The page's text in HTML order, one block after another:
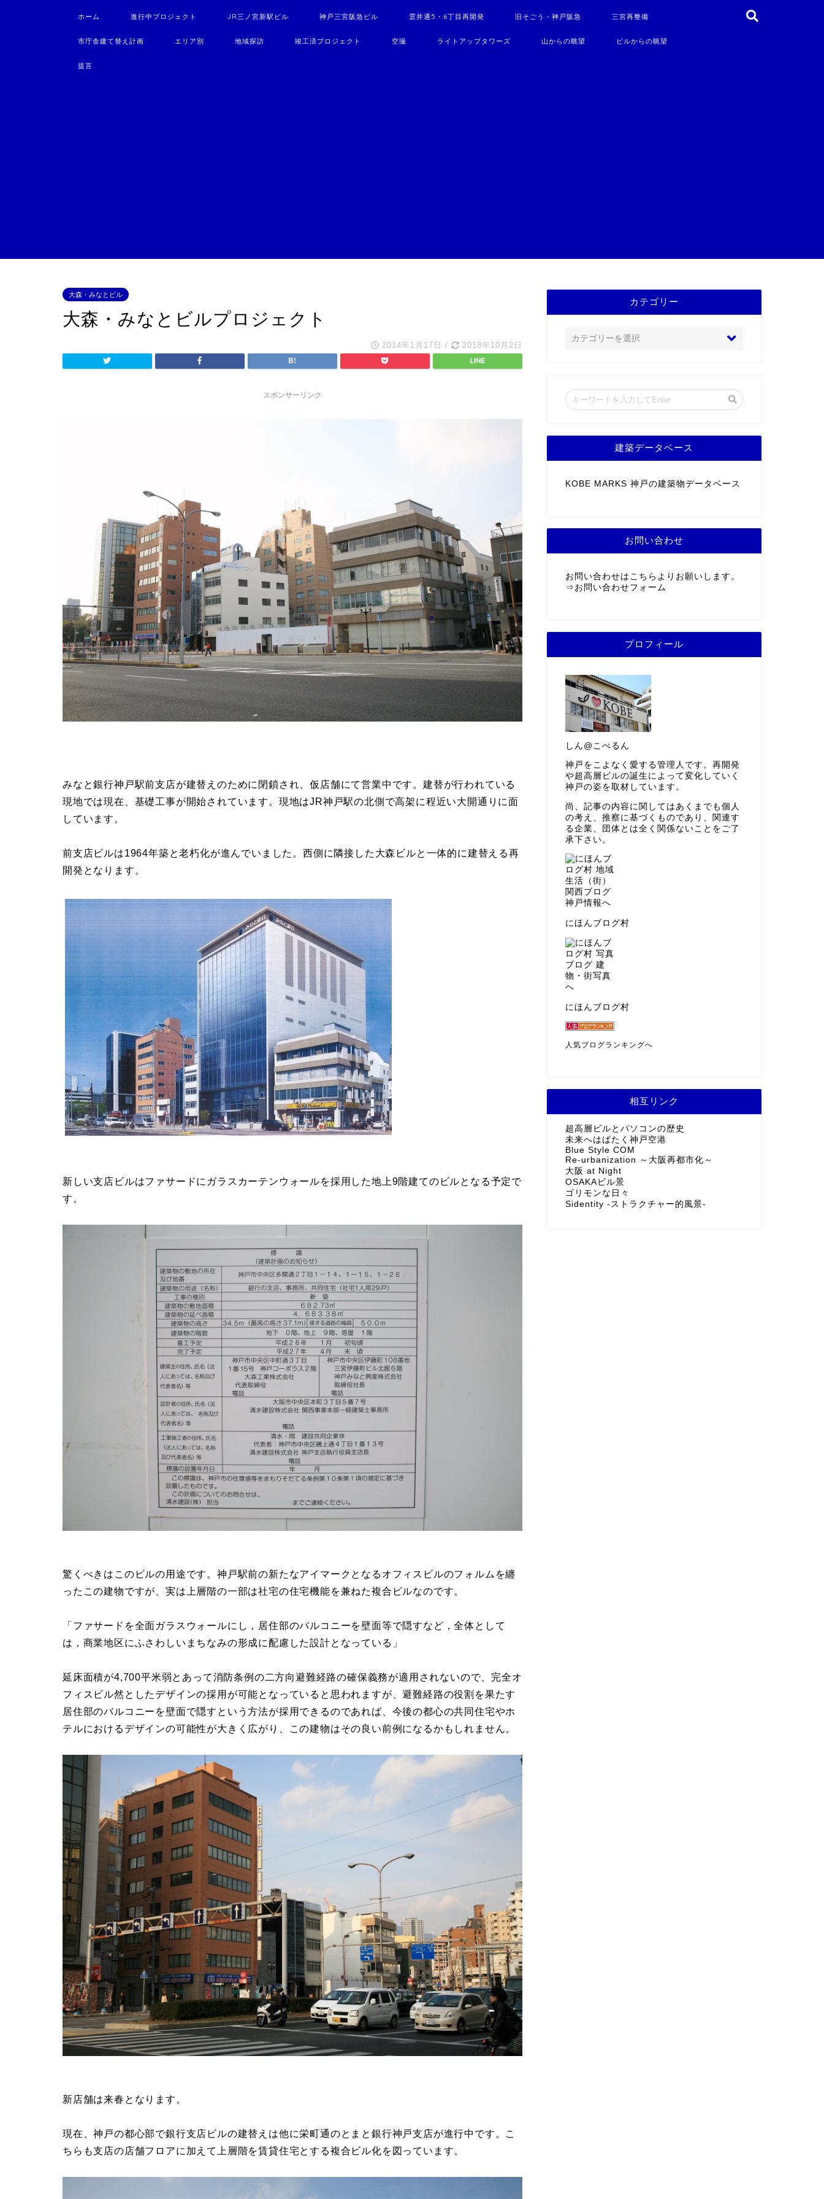
ホーム 進行中プロジェクト JR三ノ宮新駅ビル 神戸三宮阪急ビル 雲井通5・6丁目再開発 旧そごう・神戸阪急 三宮再整備
市庁舎建て替え計画 エリア別 地域探訪 竣工済プロジェクト 空撮 ライトアップタワーズ 山からの眺望 ビルからの眺望
提言
大森・みなとビル
大森・みなとビルプロジェクト
2014年1月17日 / 2018年10月2日
スポンサーリンク
みなと銀行神戸駅前支店が建替えのために閉鎖され、仮店舗にて営業中です。建替が行われている
現地では現在、基礎工事が開始されています。現地はJR神戸駅の北側で高架に程近い大開通りに面
しています。
前支店ビルは1964年築と老朽化が進んでいました。西側に隣接した大森ビルと一体的に建替える再
開発となります。
新しい支店ビルはファサードにガラスカーテンウォールを採用した地上9階建てのビルとなる予定で
す。
驚くべきはこのビルの用途です。神戸駅前の新たなアイマークとなるオフィスビルのフォルムを纏
ったこの建物ですが、実は上層階の一部は社宅の住宅機能を兼ねた複合ビルなのです。
「ファサードを全面ガラスウォールにし，居住部のバルコニーを壁面等で隠すなど，全体として
は，商業地区にふさわしいまちなみの形成に配慮した設計となっている」
延床面積が4,700平米弱とあって消防条例の二方向避難経路の確保義務が適用されないので、完全オ
フィスビル然としたデザインの採用が可能となっていると思われますが、避難経路の役割を果たす
居住部のバルコニーを壁面で隠すという方法が採用できるのであれば、今後の都心の共同住宅やホ
テルにおけるデザインの可能性が大きく広がり、この建物はその良い前例になるかもしれません。
新店舗は来春となります。
現在、神戸の都心部で銀行支店ビルの建替えは他に栄町通のとまと銀行神戸支店が進行中です。こ
ちらも支店の店舗フロアに加えて上層階を賃貸住宅とする複合ビル化を図っています。
カテゴリー
建築データベース
KOBE MARKS 神戸の建築物データベース
お問い合わせ
お問い合わせはこちらよりお願いします。
⇒ お問い合わせフォーム
プロフィール
しん@こべるん
神戸をこよなく愛する管理人です。再開発
や超高層ビルの誕生によって変化していく
神戸の姿を取材しています。
尚、記事の内容に関してはあくまでも個人
の考え、推察に基づくものであり、関連す
る企業、団体とは全く関係ないことをご了
承下さい。
にほんブログ村
にほんブログ村
人気ブログランキングへ
相互リンク
超高層ビルとパソコンの歴史
未来へはばたく神戸空港
Blue Style COM
Re-urbanization ～大阪再都市化～
大阪 at Night
OSAKAビル景
ゴリモンな日々
Sidentity -ストラクチャー的風景-